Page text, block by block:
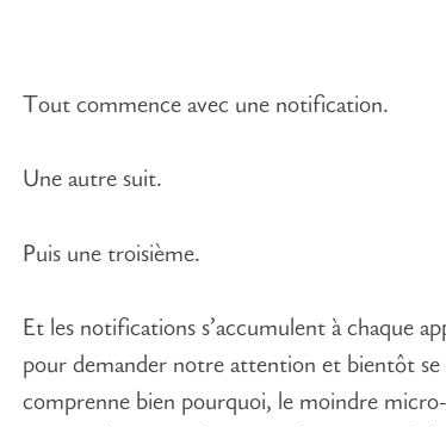
Tout commence avec une notification.
Une autre suit.
Puis une troisième.
Et les notifications s’accumulent à chaque
pour demander notre attention et bientôt se
comprenne bien pourquoi, le moindre